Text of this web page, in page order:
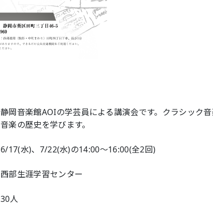
静岡音楽館AOIの学芸員による講演会です。クラシック
音楽の歴史を学びます。
6/17(水)、7/22(水)の14:00～16:00(全2回)
西部生涯学習センター
30人